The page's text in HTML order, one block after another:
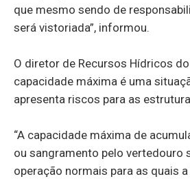
que mesmo sendo de
será vistoriada”, informou.
O diretor de Recursos Hídricos
capacidade máxima é uma
apresenta riscos para as
“A capacidade máxima de
ou sangramento pelo vertedouro
operação normais para as quais